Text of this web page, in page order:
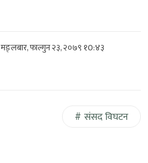
मङ्लबार, फाल्गुन २३, २०७९ १0:४३
संसद विघटन